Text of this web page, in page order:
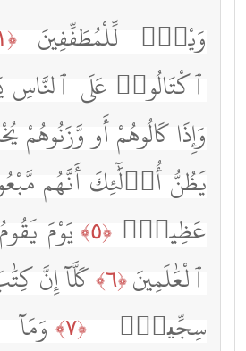
وَيْلٌۭ لِّلْمُطَفِّفِينَ﴿١﴾
ٱكْتَالُوا۟ عَلَى ٱلنَّاسِ
وَإِذَا كَالُوهُمْ أَو وَّزَنُوهُمْ
يَظُنُّ أُو۟لَٰٓئِكَ أَنَّهُم
عَظِيمٍۢ﴿٥﴾
يَوْمَ
ٱلْعَٰلَمِينَ﴿٦﴾
كَلَّآ إِنَّ
سِجِّينٍۢ
﴿٧﴾